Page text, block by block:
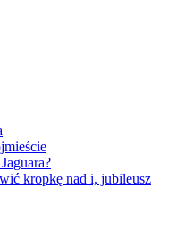
kropkę nad i, jubileusz